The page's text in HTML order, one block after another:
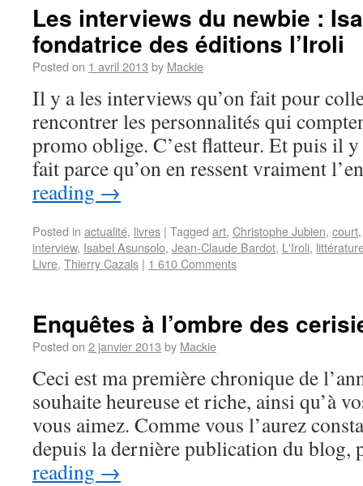
Les interviews du newbie :
fondatrice des éditions l’Iroli
Posted on 1 avril 2013 by Mackie
Il y a les interviews qu’on fait pour
rencontrer les personnalités qui
promo oblige. C’est flatteur. Et puis il
fait parce qu’on en ressent vraiment
reading →
Posted in actualité, livres | Tagged art, Christophe Jubien, court
interview, Isabel Asunsolo, Jean-Claude Bardot, L'Iroli,
Livre, Thierry Cazals | 1 610 Comments
Enquêtes à l’ombre des
Posted on 2 janvier 2013 by Mackie
Ceci est ma première chronique de
souhaite heureuse et riche, ainsi qu’à
vous aimez. Comme vous l’aurez
depuis la dernière publication du
reading →